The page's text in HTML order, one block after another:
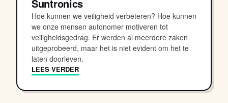
Suntronics
Hoe kunnen we veiligheid verbeteren? Hoe kunnen
we onze mensen autonomer motiveren tot
veiligheidsgedrag. Er werden al meerdere zaken
uitgeprobeerd, maar het is niet evident om het te
laten doorleven.
LEES VERDER